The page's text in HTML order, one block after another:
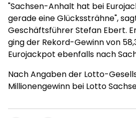
"Sachsen-Anhalt hat bei
gerade eine Glückssträhne",
Geschäftsführer Stefan Ebert.
ging der Rekord-Gewinn von
Eurojackpot ebenfalls nach
Nach Angaben der Lotto-
Millionengewinn bei Lotto